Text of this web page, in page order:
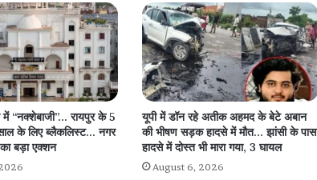
“नक्शेबाजी”… रायपुर के 5
के लिए ब्लैकलिस्ट… नगर
बड़ा एक्शन
यूपी में डॉन रहे अतीक अहमद के बेटे अबान
की भीषण सड़क हादसे में मौत… झांसी के पास
हादसे में दोस्त भी मारा गया, 3 घायल
August 6, 2026